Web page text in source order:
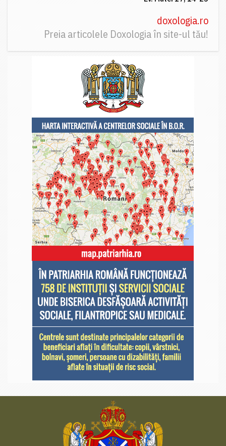
doxologia.ro
Preia articolele Doxologia în site-ul tău!